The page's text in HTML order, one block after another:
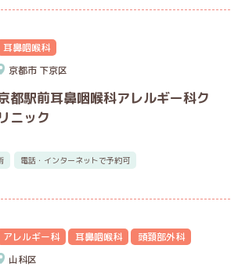
耳鼻咽喉科
京都市 下京区
都駅前耳鼻咽喉科アレルギー科ク
リニック
電話・インターネットで予約可
アレルギー科 耳鼻咽喉科
頭頚部外科
山科区